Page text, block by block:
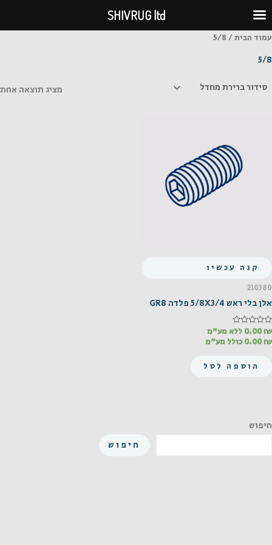
לתוכן
עמוד הבית/ 5/8
5/8
מציג תוצאה אחת
קנה עכשיו
210380
אלן בלי ראש 5/8X3/4 פלדה GR8
דורג
מתוך
0.00₪
ללא מע"מ
0.00₪ כולל מע"מ
הוספה לסל
חיפוש
חיפוש
SHIVRUG ltd